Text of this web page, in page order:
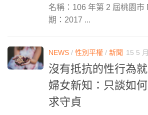
名稱：106 年第 2 屆桃園市
期：2017 ...
NEWS / 性別平權 / 新聞 15 5
沒有抵抗的性行為
婦女新知：只談如
求守貞